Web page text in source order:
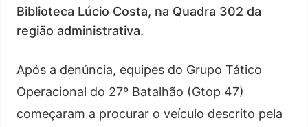
Biblioteca Lúcio Costa, na Quadra 302 da
região administrativa.
Após a denúncia, equipes do Grupo Tático
Operacional do 27º Batalhão (Gtop 47)
começaram a procurar o veículo descrito pela